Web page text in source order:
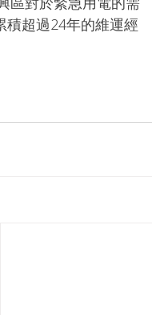
積超過24年的維運經